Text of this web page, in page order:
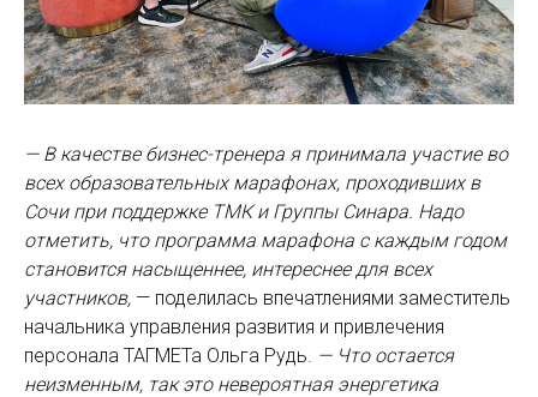
— В качестве бизнес-тренера я принимала участие во
всех образовательных марафонах, проходивших в
Сочи при поддержке ТМК и Группы Синара. Надо
отметить, что программа марафона с каждым годом
становится насыщеннее, интереснее для всех
участников, — поделилась впечатлениями заместитель
начальника управления развития и привлечения
персонала ТАГМЕТа Ольга Рудь. — Что остается
неизменным, так это невероятная энергетика